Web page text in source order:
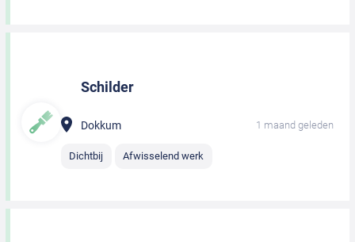
Schilder
Dokkum 1 maand geleden
Dichtbij Afwisselend werk